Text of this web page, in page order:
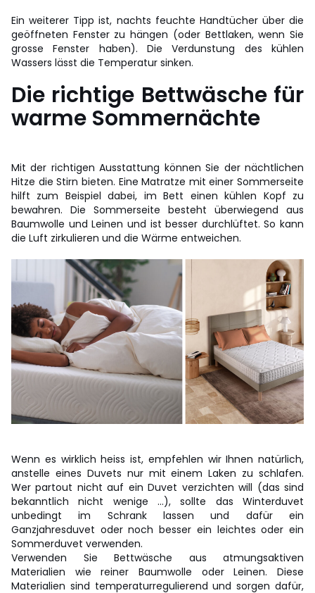
Ein weiterer Tipp ist, nachts feuchte Handtücher über die
geöffneten Fenster zu hängen (oder Bettlaken, wenn Sie
grosse Fenster haben). Die Verdunstung des kühlen
Wassers lässt die Temperatur sinken.
Die richtige Bettwäsche für
warme Sommernächte
Mit der richtigen Ausstattung können Sie der nächtlichen
Hitze die Stirn bieten. Eine Matratze mit einer Sommerseite
hilft zum Beispiel dabei, im Bett einen kühlen Kopf zu
bewahren. Die Sommerseite besteht überwiegend aus
Baumwolle und Leinen und ist besser durchlüftet. So kann
die Luft zirkulieren und die Wärme entweichen.
Wenn es wirklich heiss ist, empfehlen wir Ihnen natürlich,
anstelle eines Duvets nur mit einem Laken zu schlafen.
Wer partout nicht auf ein Duvet verzichten will (das sind
bekanntlich nicht wenige …), sollte das Winterduvet
unbedingt im Schrank lassen und dafür ein
Ganzjahresduvet oder noch besser ein leichtes oder ein
Sommerduvet verwenden.
Verwenden Sie Bettwäsche aus atmungsaktiven
Materialien wie reiner Baumwolle oder Leinen. Diese
Materialien sind temperaturregulierend und sorgen dafür,